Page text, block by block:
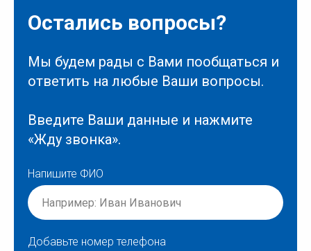
Остались вопросы?
Мы будем рады с Вами пообщаться и
ответить на любые Ваши вопросы.
Введите Ваши данные и нажмите
«Жду звонка».
Напишите ФИО
Добавьте номер телефона